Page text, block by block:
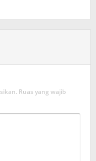
Ruas yang wajib